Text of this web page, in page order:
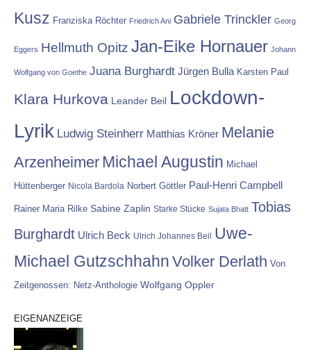
Kusz Franziska Röchter Friedrich Ani Gabriele Trinckler Georg
Eggers Hellmuth Opitz Jan-Eike Hornauer Johann
Wolfgang von Goethe Juana Burghardt Jürgen Bulla Karsten Paul
Klara Hurkova Leander Beil Lockdown-
Lyrik Ludwig Steinherr Matthias Kröner Melanie
Arzenheimer Michael Augustin Michael
Hüttenberger Nicola Bardola Norbert Göttler Paul-Henri Campbell
Rainer Maria Rilke Sabine Zaplin Starke Stücke Sujata Bhatt Tobias
Burghardt Ulrich Beck Ulrich Johannes Beil
Uwe-
Michael Gutzschhahn Volker Derlath Von
Zeitgenossen: Netz-Anthologie Wolfgang Oppler
EIGENANZEIGE